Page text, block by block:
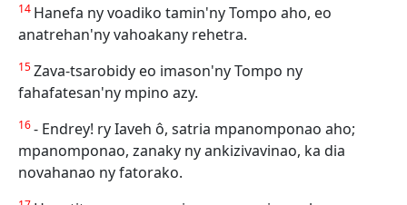
14 Hanefa ny voadiko tamin'ny Tompo aho, eo
anatrehan'ny vahoakany rehetra.
15Zava-tsarobidy eo imason'ny Tompo ny
fahafatesan'ny mpino azy.
16- Endrey! ry Iaveh ô, satria mpanomponao aho;
mpanomponao, zanaky ny ankizivavinao, ka dia
novahanao ny fatorako.